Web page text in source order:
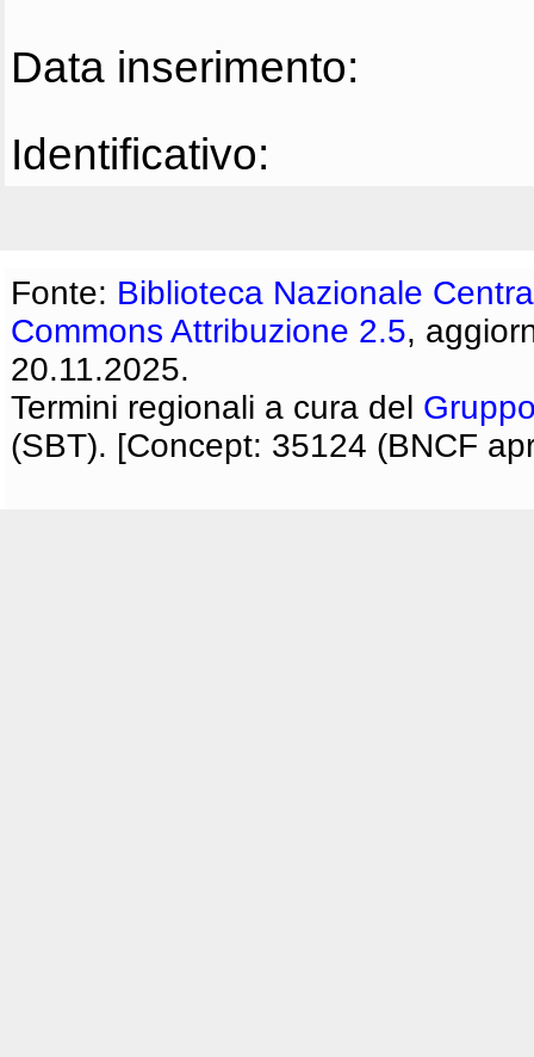
Data inserimento:
Identificativo:
Fonte: Biblioteca Nazionale
Commons Attribuzione 2.5,
20.11.2025.
Termini regionali a cura del
(SBT). [Concept: 35124 (BNCF